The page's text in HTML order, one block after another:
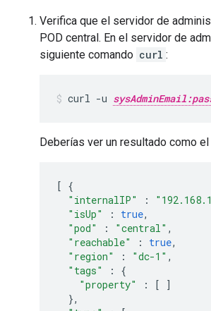
Verifica que el servidor de
POD central. En el servidor de
siguiente comando curl :
curl -u
Deberías ver un resultado como
[ {
"internalIP"
:
"isUp"
: true,
"pod"
: "central" ,
"reachable"
: true,
"region"
: "dc-1" ,
"tags"
:
{
"property"
: [
]
},